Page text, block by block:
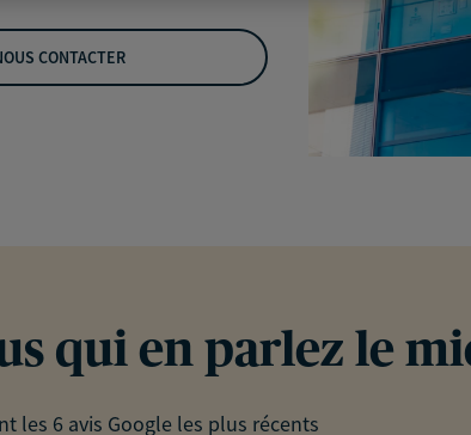
CONTACTER
qui en parlez le
les 6 avis Google les plus récents